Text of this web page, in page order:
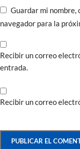
Guardar mi
navegador para la
Recibir un correo
entrada.
Recibir un correo